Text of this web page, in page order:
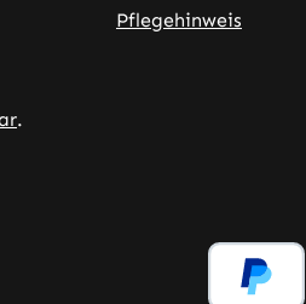
.
in neuem Tab (externer Link)
öffnet in neuem Tab (externer
LinkedIn – öffnet in neuem
Pflegehinweis